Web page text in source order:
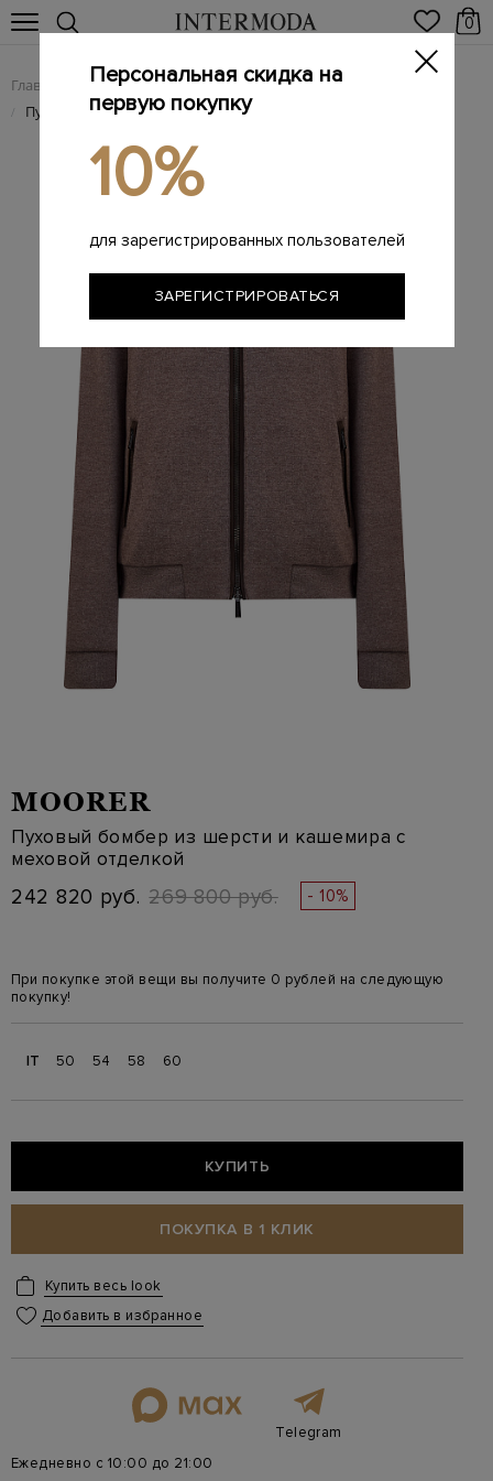
0
Главная Мужчинам / Одежда / Пуховики
/ Пуховый бомбер из шерсти и кашемира с меховой отделкой
MOORER
Пуховый бомбер из шерсти и кашемира с
меховой отделкой
242 820 руб. 269 800 руб. - 10%
При покупке этой вещи вы получите 0 рублей на следующую
покупку!
IT 50 54 58 60
КУПИТЬ
ПОКУПКА В 1 КЛИК
Купить весь look
Добавить в избранное
Telegram
Ежедневно с 10:00 до 21:00
Персональная скидка на
первую покупку
10%
для зарегистрированных пользователей
ЗАРЕГИСТРИРОВАТЬСЯ